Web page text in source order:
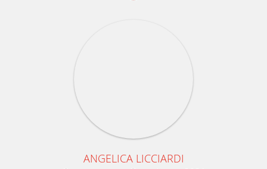
ANGELICA LICCIARDI